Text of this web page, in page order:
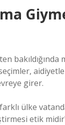
bakıldığında
girer.
ülke
etik